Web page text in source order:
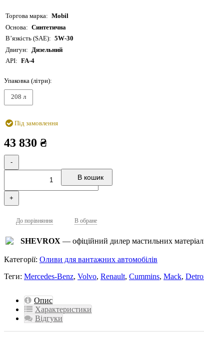
Торгова марка
Mobil
Основа
Синтетична
В’язкість (SAE)
5W-30
Двигун
Дизельний
API
FA-4
Упаковка (літри):
208 л
Під замовлення
43 830 ₴
-
+
В кошик
До порівняння В обране
SHEVROX — офіційний дилер мастильних
Категорії: Оливи для вантажних автомобілів
Теги: Mercedes-Benz, Volvo, Renault, Cummins, Mack,
Опис
Характеристики
Відгуки